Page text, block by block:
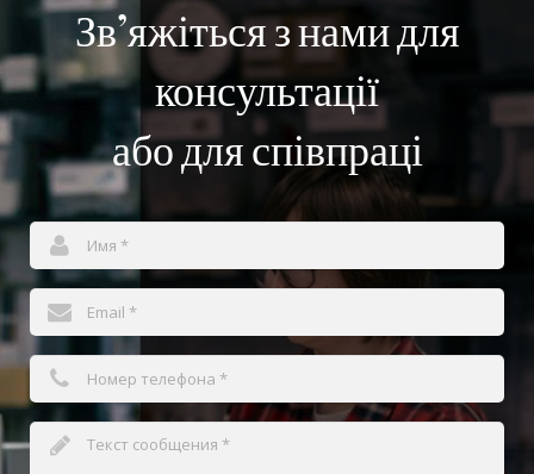
Зв’яжіться з нами для
консультації
або для співпраці